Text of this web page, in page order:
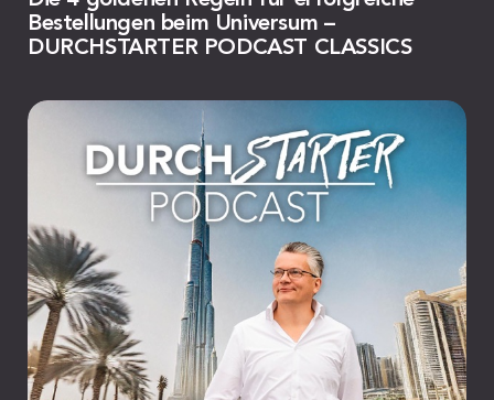
Bestellungen beim Universum –
DURCHSTARTER PODCAST CLASSICS